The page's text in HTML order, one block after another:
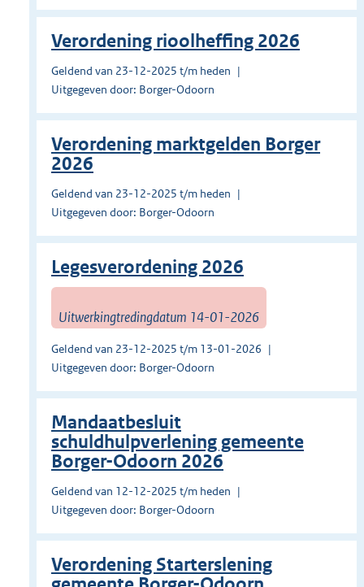
Verordening rioolheffing 2026
Geldend van 23-12-2025 t/m heden
Uitgegeven door: Borger-Odoorn
Verordening marktgelden Borger
2026
Geldend van 23-12-2025 t/m heden
Uitgegeven door: Borger-Odoorn
Legesverordening 2026
Uitwerkingtredingdatum 14-01-2026
Geldend van 23-12-2025 t/m 13-01-2026
Uitgegeven door: Borger-Odoorn
Mandaatbesluit
schuldhulpverlening gemeente
Borger-Odoorn 2026
Geldend van 12-12-2025 t/m heden
Uitgegeven door: Borger-Odoorn
Verordening Starterslening